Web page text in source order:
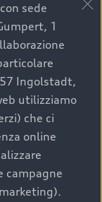
sede
1
Ingolstadt,
utilizziamo
che ci
online
campagne